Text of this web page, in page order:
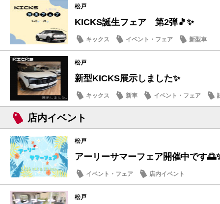
松戸
KICKS誕生フェア 第2弾🎵✨
キックス イベント・フェア 新型車
松戸
新型KICKS展示しました✨
キックス 新車 イベント・フェア
店内イベント
松戸
アーリーサマーフェア開催中です
イベント・フェア 店内イベント
松戸